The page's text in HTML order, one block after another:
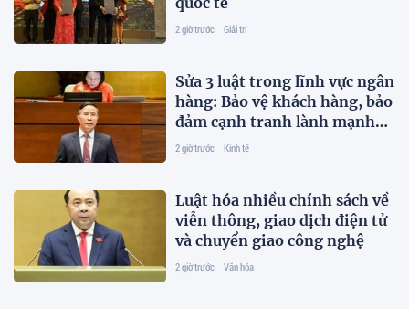
2 giờ trước Giải trí
Sửa 3 luật trong lĩnh vực ngân
hàng: Bảo vệ khách hàng, bảo
đảm cạnh tranh lành mạnh
trên thị trường tài chính
2 giờ trước Kinh tế
Luật hóa nhiều chính sách về
viễn thông, giao dịch điện tử
và chuyển giao công nghệ
2 giờ trước Văn hóa